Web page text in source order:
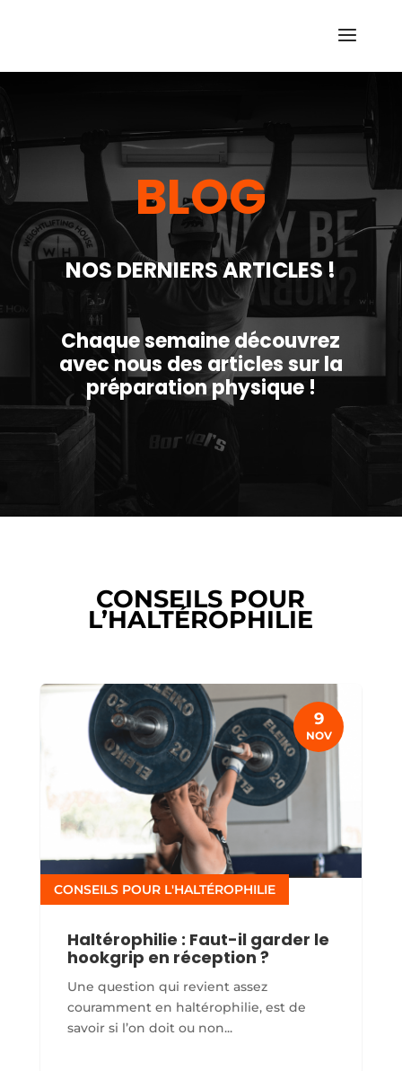
BLOG
NOS DERNIERS ARTICLES !
Chaque semaine découvrez
avec nous des articlessur la
préparation physique !
CONSEILS POUR
L’HALTÉROPHILIE
Haltérophilie : Faut-il garder le
hookgrip en réception ?
CONSEILS POUR L'HALTÉROPHILIE
Une question qui revient assez
couramment en haltérophilie, est de
savoir si l’on doit ou non...
9
NOV